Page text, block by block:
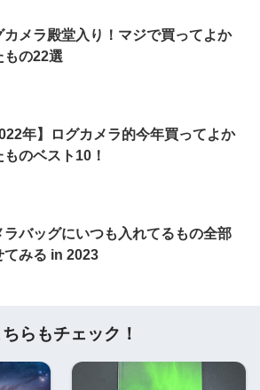
カメラ殿堂入り！マジで買ってよか
もの22選
年】ログカメラ的今年買ってよか
ものベスト10！
ラバッグにいつも入れてるもの全部
てみる in 2023
ちらもチェック！